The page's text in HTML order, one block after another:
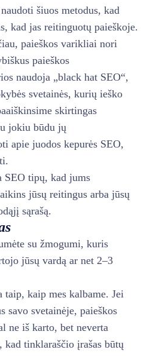
šiuos metodus, kad
kad jas reitinguotų paieškoje.
paieškos varikliai nori
paieškos
naudoja „black hat SEO“,
svetainės, kurių ieško
skirtingas
jokiu būdu jų
apie juodos kepurės SEO,
SEO tipų, kad jums
jūsų reitingus arba jūsų
sąrašą.
su žmogumi, kuris
jūsų vardą ar net 2–3
taip, kaip mes kalbame. Jei
savo svetainėje, paieškos
ne iš karto, bet neverta
tinklaraščio įrašas būtų